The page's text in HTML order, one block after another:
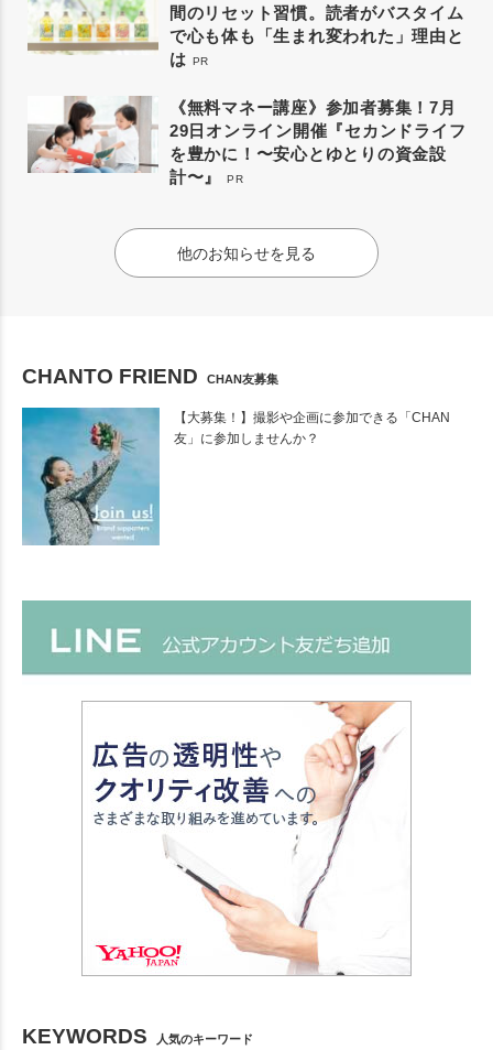
間のリセット習慣。読者がバスタイム
で心も体も「生まれ変われた」理由と
は PR
《無料マネー講座》参加者募集！7月
29日オンライン開催『セカンドライフ
を豊かに！〜安心とゆとりの資金設
計〜』
PR
他のお知らせを見る
CHANTO FRIEND CHAN友募集
【大募集！】撮影や企画に参加できる「CHAN
友」に参加しませんか？
KEYWORDS 人気のキーワード